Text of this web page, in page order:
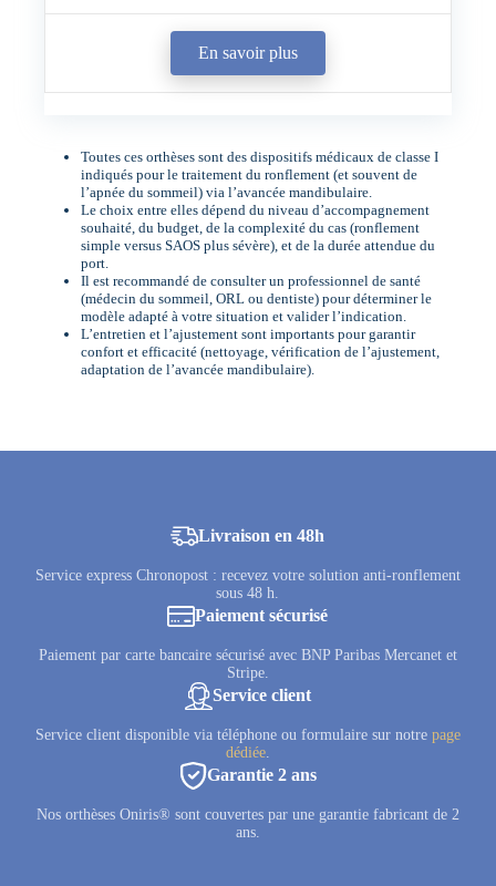
En savoir plus
Toutes ces orthèses sont des dispositifs médicaux de classe I
indiqués pour le traitement du ronflement (et souvent de
l’apnée du sommeil) via l’avancée mandibulaire.
Le choix entre elles dépend du niveau d’accompagnement
souhaité, du budget, de la complexité du cas (ronflement
simple versus SAOS plus sévère), et de la durée attendue du
port.
Il est recommandé de consulter un professionnel de santé
(médecin du sommeil, ORL ou dentiste) pour déterminer le
modèle adapté à votre situation et valider l’indication.
L’entretien et l’ajustement sont importants pour garantir
confort et efficacité (nettoyage, vérification de l’ajustement,
adaptation de l’avancée mandibulaire).
Livraison en 48h
Service express Chronopost : recevez votre solution anti-ronflement
sous 48 h.
Paiement sécurisé
Paiement par carte bancaire sécurisé avec BNP Paribas Mercanet et
Stripe.
Service client
Service client disponible via téléphone ou formulaire sur notre page
dédiée.
Garantie 2 ans
Nos orthèses Oniris® sont couvertes par une garantie fabricant de 2
ans.